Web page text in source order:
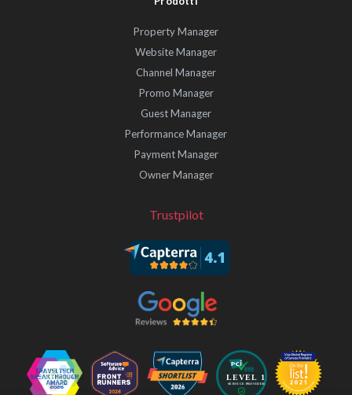
Property Manager
Website Manager
Channel Manager
Promo Manager
Guest Manager
Performance Manager
Payment Manager
Owner Manager
Trustpilot